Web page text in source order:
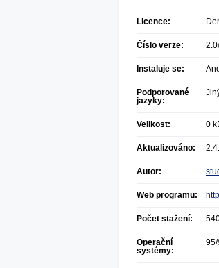
Licence:
Číslo verze:
Instaluje se:
Podporované
jazyky:
Velikost: 0
Aktualizováno:
Autor:
Web programu:
Počet stažení:
Operační
systémy: